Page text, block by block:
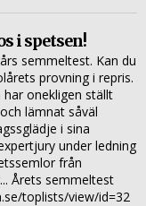
i spetsen!
semmeltest. Kan du
provning i repris.
har onekligen ställt
lämnat såväl
i sina
under ledning
från
Årets semmeltest
toplists/view/id=32